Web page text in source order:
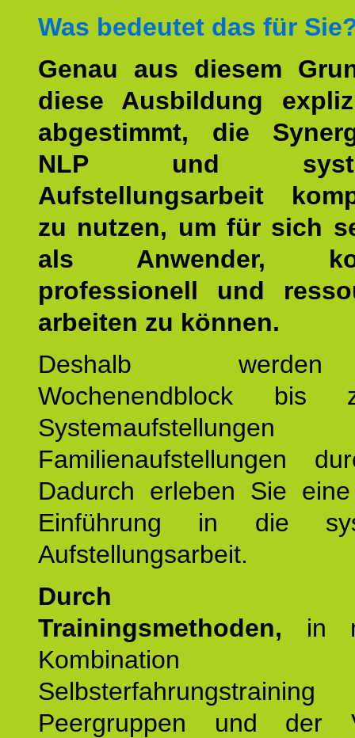
Was bedeutet das für
Genau aus diesem
diese Ausbildung
abgestimmt, die
NLP und
Aufstellungsarbeit
zu nutzen, um für sich
als Anwender,
professionell und
arbeiten zu können.
Deshalb
Wochenendblock bis
Familienaufstellungen
Dadurch erleben Sie
Einführung in die
Aufstellungsarbeit.
Durch
Trainingsmethoden, in
Peergruppen und der